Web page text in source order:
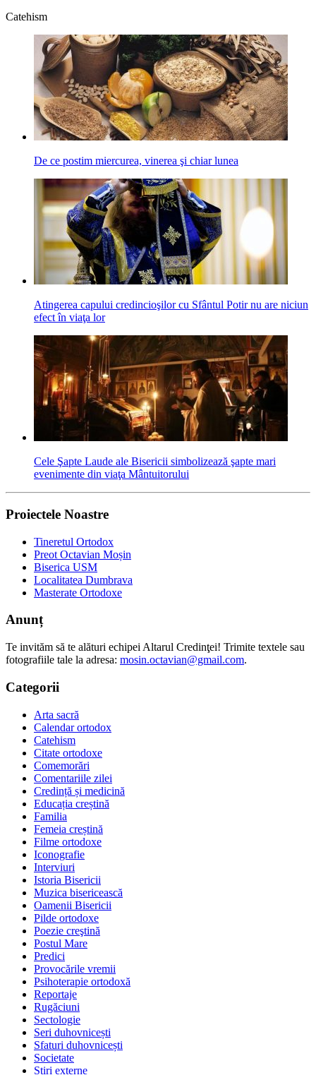
Catehism
De ce postim miercurea, vinerea şi chiar lunea
Atingerea capului credincioşilor cu Sfântul Potir nu are niciun
efect în viaţa lor
Cele Şapte Laude ale Bisericii simbolizează şapte mari
evenimente din viaţa Mântuitorului
Proiectele Noastre
Tineretul Ortodox
Preot Octavian Moșin
Biserica USM
Localitatea Dumbrava
Masterate Ortodoxe
Anunț
Te invităm să te alături echipei Altarul Credinţei! Trimite textele sau
fotografiile tale la adresa: mosin.octavian@gmail.com.
Categorii
Arta sacră
Calendar ortodox
Catehism
Citate ortodoxe
Comemorări
Comentariile zilei
Credință și medicină
Educația creștină
Familia
Femeia creștină
Filme ortodoxe
Iconografie
Interviuri
Istoria Bisericii
Muzica bisericească
Oamenii Bisericii
Pilde ortodoxe
Poezie creştină
Postul Mare
Predici
Provocările vremii
Psihoterapie ortodoxă
Reportaje
Rugăciuni
Sectologie
Seri duhovnicești
Sfaturi duhovnicești
Societate
Știri externe